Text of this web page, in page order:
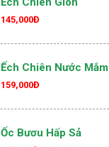
145,000Đ
Ếch Chiên Nước Mắm
159,000Đ
Ốc Bươu Hấp Sả